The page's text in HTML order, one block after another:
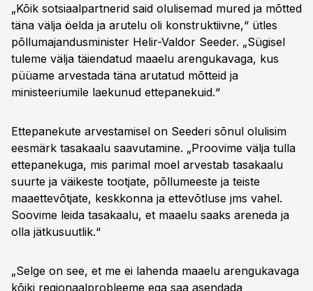
„Kõik sotsiaalpartnerid said olulisemad mured ja mõtted
täna välja öelda ja arutelu oli konstruktiivne,“ ütles
põllumajandusminister Helir-Valdor Seeder. „Sügisel
tuleme välja täiendatud maaelu arengukavaga, kus
püüame arvestada täna arutatud mõtteid ja
ministeeriumile laekunud ettepanekuid.“
Ettepanekute arvestamisel on Seederi sõnul olulisim
eesmärk tasakaalu saavutamine. „Proovime välja tulla
ettepanekuga, mis parimal moel arvestab tasakaalu
suurte ja väikeste tootjate, põllumeeste ja teiste
maaettevõtjate, keskkonna ja ettevõtluse jms vahel.
Soovime leida tasakaalu, et maaelu saaks areneda ja
olla jätkusuutlik.“
„Selge on see, et me ei lahenda maaelu arengukavaga
kõiki regionaalprobleeme ega saa asendada